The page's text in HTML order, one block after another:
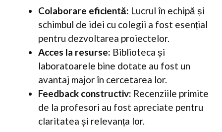
Colaborare eficientă: Lucrul în echipă și
schimbul de idei cu colegii a fost esențial
pentru dezvoltarea proiectelor.
Acces la resurse: Biblioteca și
laboratoarele bine dotate au fost un
avantaj major în cercetarea lor.
Feedback constructiv: Recenziile primite
de la profesori au fost apreciate pentru
claritatea și relevanța lor.